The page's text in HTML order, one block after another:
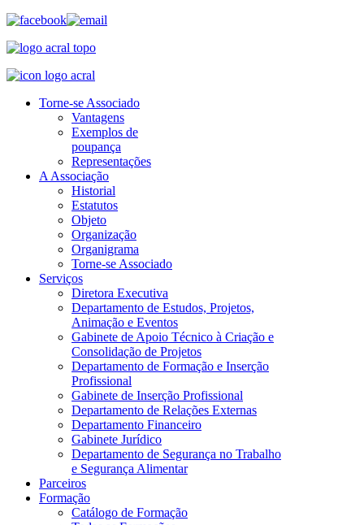
Torne-se Associado
Vantagens
Exemplos de
poupança
Representações
A Associação
Historial
Estatutos
Objeto
Organização
Organigrama
Torne-se Associado
Serviços
Diretora Executiva
Departamento de Estudos, Projetos,
Animação e Eventos
Gabinete de Apoio Técnico à Criação e
Consolidação de Projetos
Departamento de Formação e Inserção
Profissional
Gabinete de Inserção Profissional
Departamento de Relações Externas
Departamento Financeiro
Gabinete Jurídico
Departamento de Segurança no Trabalho
e Segurança Alimentar
Parceiros
Formação
Catálogo de Formação